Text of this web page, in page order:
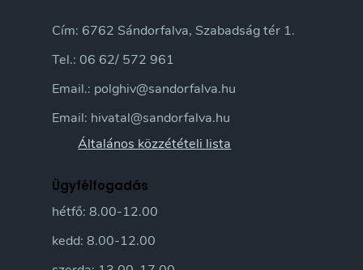
Cím: 6762 Sándorfalva, Szabadság tér 1.
Tel.: 06 62/ 572 961
Email.: polghiv@sandorfalva.hu
Email: hivatal@sandorfalva.hu
Általános közzétételi lista
Ügyfélfogadás
hétfő: 8.00-12.00
kedd: 8.00-12.00